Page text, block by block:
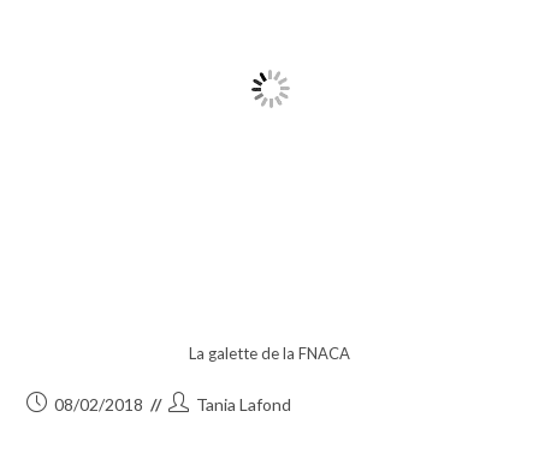
La galette de la FNACA
Publication
08/02/2018
Auteur/autrice
Tania Lafond